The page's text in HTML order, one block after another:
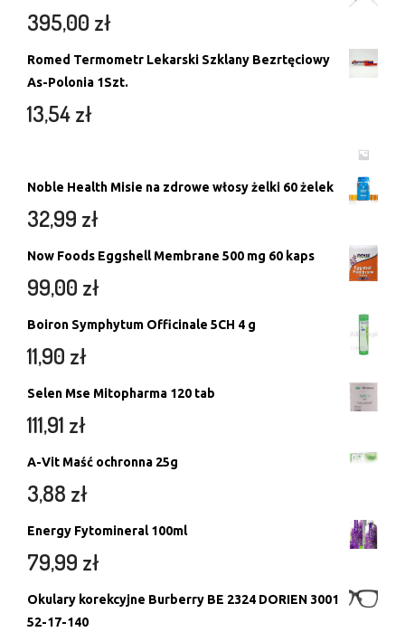
395,00 zł
Romed Termometr Lekarski Szklany Bezrtęciowy
As-Polonia 1Szt.
13,54zł
Noble Health Misie na zdrowe włosy żelki 60 żelek
32,99 zł
Now Foods Eggshell Membrane 500 mg 60 kaps
99,00 zł
Boiron Symphytum Officinale 5CH 4 g
11,90 zł
Selen Mse Mitopharma 120 tab
111,91 zł
A-Vit Maść ochronna 25g
3,88 zł
Energy Fytomineral 100ml
79,99 zł
Okulary korekcyjne Burberry BE 2324 DORIEN 3001
52-17-140